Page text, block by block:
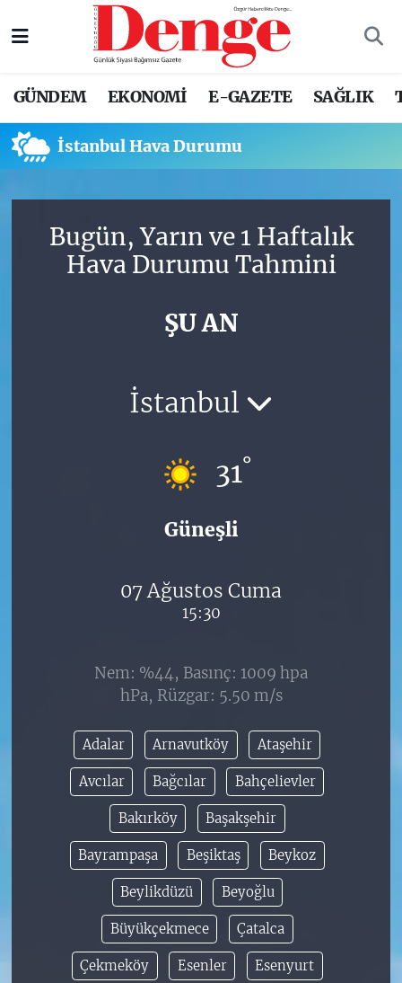
GÜNDEM EKONOMİ E-GAZETE SAĞLIK
İstanbul Hava Durumu
Bugün, Yarın ve 1 Haftalık
Hava Durumu Tahmini
ŞU AN
İstanbul
31°
Güneşli
07 Ağustos Cuma
15:30
Nem: %44, Basınç: 1009 hpa
hPa, Rüzgar: 5.50 m/s
Adalar Arnavutköy Ataşehir
Avcılar Bağcılar Bahçelievler
Bakırköy Başakşehir
Bayrampaşa Beşiktaş Beykoz
Beylikdüzü Beyoğlu
Büyükçekmece Çatalca
Çekmeköy Esenler Esenyurt
Nöbetçi Eczaneler
Trafik Durumu
Süper Lig Puan Durumu ve Fikstür
Tüm Manşetler